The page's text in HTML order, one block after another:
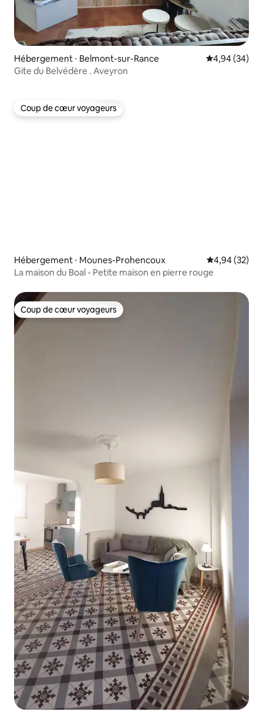
Hébergement ⋅ Belmont-sur-Rance Évaluation
4,94 (34)
Gite du Belvédère . Aveyron
Coup de cœur voyageurs
Coup de cœur voyageurs
Hébergement ⋅ Mounes-Prohencoux Évaluation
4,94 (32)
La maison du Boal - Petite maison en pierre rouge
Coup de cœur voyageurs
Coup de cœur voyageurs